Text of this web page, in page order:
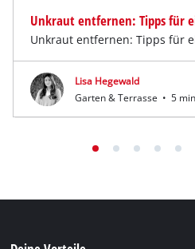
Unkraut entfernen: Tipps für
Unkraut entfernen: Tipps für
Lisa Hegewald
Garten & Terrasse • 5